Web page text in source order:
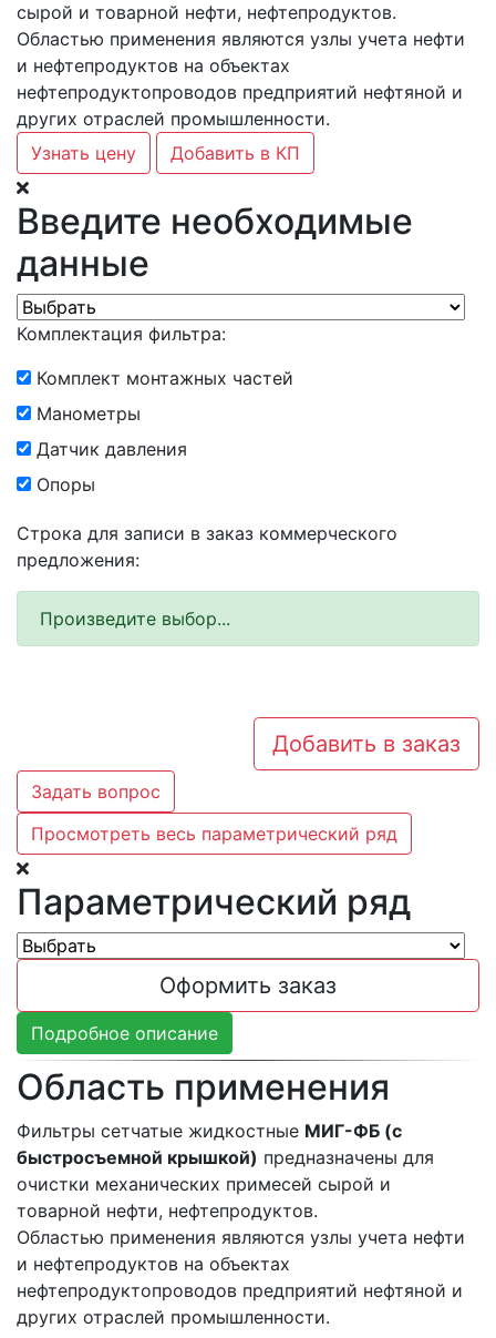
сырой и товарной нефти, нефтепродуктов.
Областью применения являются узлы учета нефти
и нефтепродуктов на объектах
нефтепродуктопроводов предприятий нефтяной и
других отраслей промышленности.
Узнать цену
Добавить в КП
Введите необходимые
данные
Комплектация фильтра:
Комплект монтажных частей
Манометры
Датчик давления
Опоры
Строка для записи в заказ коммерческого
предложения:
Произведите выбор...
Добавить в заказ
Задать вопрос
Просмотреть весь параметрический ряд
Параметрический ряд
Оформить заказ
Подробное описание
Область применения
Фильтры сетчатые жидкостные МИГ-ФБ (с
быстросъемной крышкой) предназначены для
очистки механических примесей сырой и
товарной нефти, нефтепродуктов.
Областью применения являются узлы учета нефти
и нефтепродуктов на объектах
нефтепродуктопроводов предприятий нефтяной и
других отраслей промышленности.